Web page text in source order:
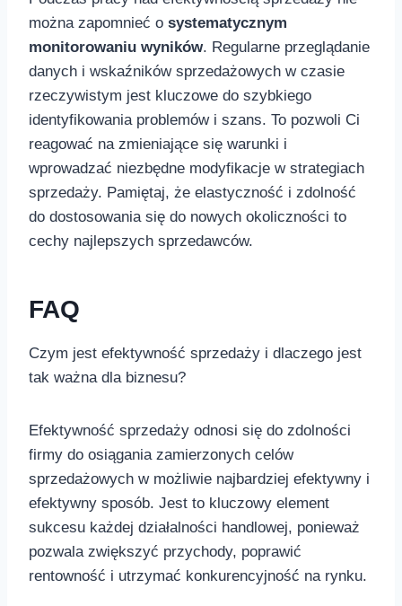
można zapomnieć​ o systematycznym
monitorowaniu​ wyników. ​Regularne przeglądanie
danych i wskaźników sprzedażowych w czasie
rzeczywistym jest kluczowe do szybkiego
identyfikowania‌ problemów i‌ szans. To pozwoli Ci
‍reagować na ‍zmieniające się​ warunki ⁢i
wprowadzać niezbędne modyfikacje‌ w strategiach
sprzedaży. Pamiętaj, ⁢że elastyczność i zdolność⁢
do dostosowania się⁣ do ⁤nowych ​okoliczności⁤ to
cechy najlepszych sprzedawców.
FAQ
Czym⁢ jest efektywność sprzedaży i ⁢dlaczego ‍jest
tak⁣ ważna dla biznesu?
Efektywność ⁣sprzedaży odnosi się do zdolności⁣
firmy do⁢ osiągania zamierzonych celów
sprzedażowych w‍ możliwie najbardziej efektywny ​i⁢
efektywny sposób. Jest to kluczowy‍ element
⁣sukcesu każdej działalności handlowej, ponieważ
pozwala zwiększyć ⁤przychody, poprawić​
rentowność i utrzymać konkurencyjność na ​rynku.